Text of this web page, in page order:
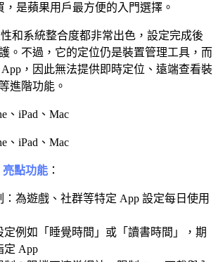
，是蘋果用戶最方便的入門選擇。
性和系統整合度都非常出色，設定完成後
。不過，它的定位仍是裝置管理工具，而
，因此無法提供即時定位、遠端查看裝
進階功能。
、iPad、Mac
、iPad、Mac
亮點功能 ：
：為遊戲、社群等特定 App 設定每日使用
定例如「睡覺時間」或「讀書時間」，期
定 App